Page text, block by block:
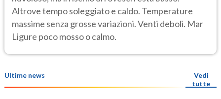
Altrove tempo soleggiato e caldo. Temperature
massime senza grosse variazioni. Venti deboli. Mar
Ligure poco mosso o calmo.
Ultime news
Vedi
tutte